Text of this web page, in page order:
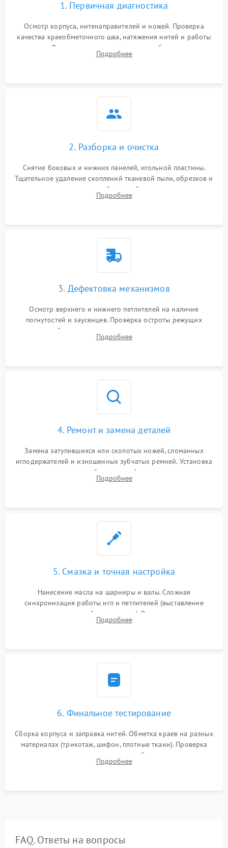
1. Первичная диагностика
Осмотр корпуса, нитенаправителей и ножей. Проверка
качества краеобметочного шва, натяжения нитей и работы
педали. Выявление пропусков стежков, обрывов нити,
заклинивания или тупого среза ткани на тестовом образце.
Подробнее
2. Разборка и очистка
Снятие боковых и нижних панелей, игольной пластины.
Тщательное удаление скоплений тканевой пыли, обрезков и
очесов из зоны петлителей и ножей с помощью жестких
кистей, пинцета и потока сжатого воздуха.
Подробнее
3. Дефектовка механизмов
Осмотр верхнего и нижнего петлителей на наличие
погнутостей и заусенцев. Проверка остроты режущих
кромок ножей, состояния приводного ремня, электромотора
и механизма дифференциальной подачи ткани.
Подробнее
4. Ремонт и замена деталей
Замена затупившихся или сколотых ножей, сломанных
иглодержателей и изношенных зубчатых ремней. Установка
новых петлителей взамен деформированных.
Восстановление контактов в педали и цепях
Подробнее
5. Смазка и точная настройка
Нанесение масла на шарниры и валы. Сложная
синхронизация работы игл и петлителей (выставление
зазоров до сотых долей миллиметра). Регулировка прижима
ножей, ширины обметки и хода дифференциального
Подробнее
6. Финальное тестирование
Сборка корпуса и заправка нитей. Обметка краев на разных
материалах (трикотаж, шифон, плотные ткани). Проверка
ровности среза, эластичности шва, работы ролевого шва и
отсутствия стягивания или волнистости ткани.
Подробнее
FAQ. Ответы на вопросы